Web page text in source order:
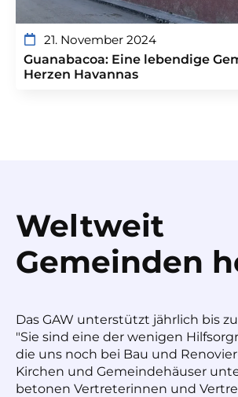
21. November 2024
Guanabacoa: Eine lebendige
Herzen Havannas
Weltweit
Gemeinden
Das GAW unterstützt jährlich bis
"Sie sind eine der wenigen
die uns noch bei Bau und
Kirchen und Gemeindehäuser
betonen Vertreterinnen und